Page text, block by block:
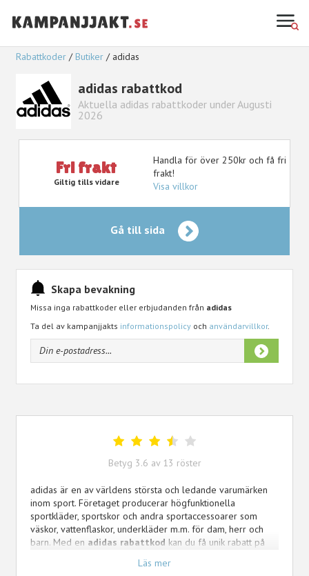
Rabattkoder Butiker adidas
adidas rabattkod
Aktuella adidas rabattkoder under Augusti
2026
Betyg 3.6 av 13 röster
adidas är en av världens största och ledande varumärken
inom sport. Företaget producerar högfunktionella
sportkläder, sportskor och andra sportaccessoarer som
väskor, vattenflaskor, underkläder m.m. för dam, herr och
barn. Med en adidas rabattkod kan du få unik rabatt på
prissänkta träningsplagg upp till 70% rabatt. I webshoppen
Läs mer
Fri frakt
Giltig tills vidare
Handla för över 250kr och få fri
frakt!
Visa villkor
Gå till sida
Skapa bevakning
Missa inga rabattkoder eller erbjudanden från adidas
Ta del av kampanjjakts informationspolicy och användarvillkor.